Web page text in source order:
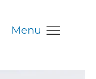
Menu